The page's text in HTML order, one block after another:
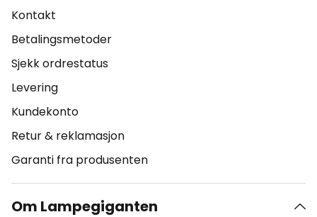
Kontakt
Betalingsmetoder
Sjekk ordrestatus
Levering
Kundekonto
Retur & reklamasjon
Garanti fra produsenten
Om Lampegiganten